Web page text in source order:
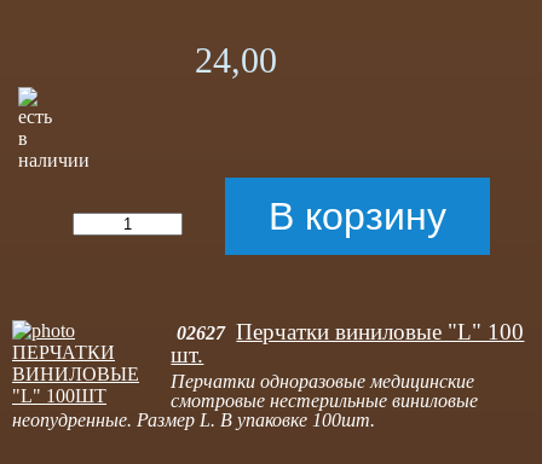
24,00
02627 Перчатки виниловые "L" 100
шт.
Перчатки одноразовые медицинские
смотровые нестерильные виниловые
неопудренные. Размер L. В упаковке 100шт.